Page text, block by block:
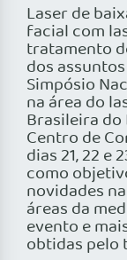
Laser de
facial com
tratamento
dos
Simpósio
na área do
Brasileira do
Centro de
dias 21, 22 e
como
novidades
áreas da
evento e
obtidas pelo